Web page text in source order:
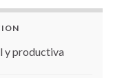
y productiva